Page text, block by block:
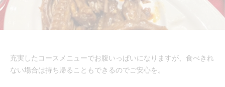
充実したコースメニューでお腹いっぱいになりますが、食べきれ
ない場合は持ち帰ることもできるのでご安心を。